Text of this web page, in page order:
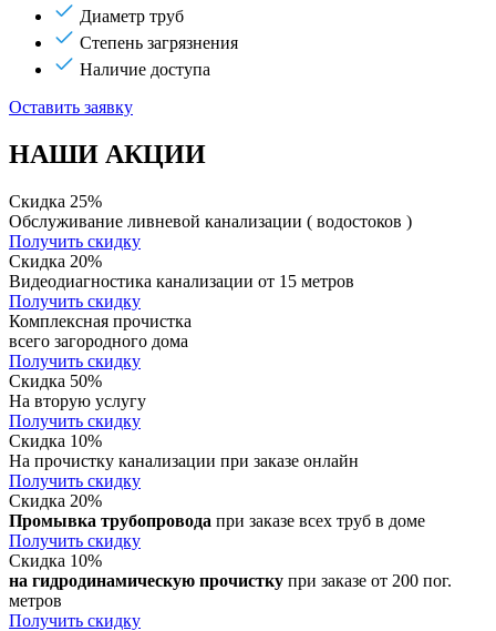
Диаметр труб
Степень загрязнения
Наличие доступа
Оставить заявку
НАШИ АКЦИИ
Скидка 25%
Обслуживание ливневой канализации ( водостоков )
Получить скидку
Скидка 20%
Видеодиагностика канализации от 15 метров
Получить скидку
Комплексная прочистка
всего загородного дома
Получить скидку
Скидка 50%
На вторую услугу
Получить скидку
Скидка 10%
На прочистку канализации при заказе онлайн
Получить скидку
Скидка 20%
Промывка трубопровода при заказе всех труб в доме
Получить скидку
Скидка 10%
на гидродинамическую прочистку при заказе от 200 пог.
метров
Получить скидку